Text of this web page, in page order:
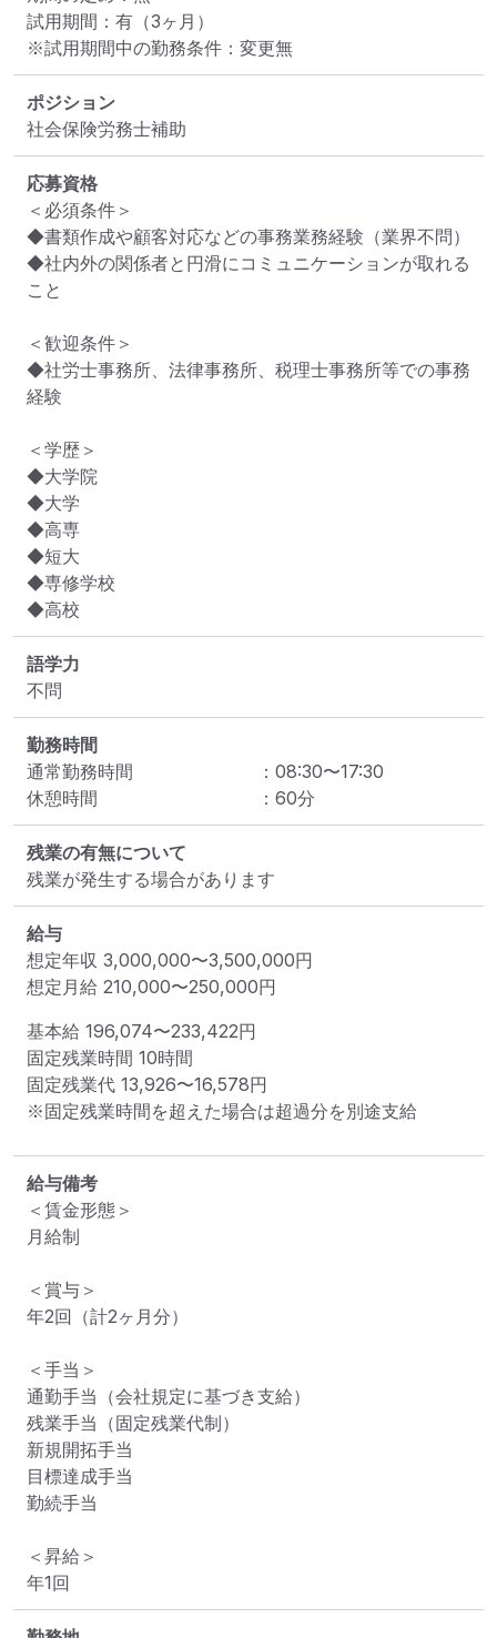
試用期間：有（3ヶ月）
※試用期間中の勤務条件：変更無
ポジション
社会保険労務士補助
応募資格
＜必須条件＞
◆書類作成や顧客対応などの事務業務経験（業界不問）
◆社内外の関係者と円滑にコミュニケーションが取れる
こと
＜歓迎条件＞
◆社労士事務所、法律事務所、税理士事務所等での事務
経験
＜学歴＞
◆大学院
◆大学
◆高専
◆短大
◆専修学校
◆高校
語学力
不問
勤務時間
通常勤務時間
： 08:30〜17:30
休憩時間
： 60分
残業の有無について
残業が発生する場合があります
給与
想定年収 3,000,000〜3,500,000円
想定月給 210,000〜250,000円
基本給 196,074〜233,422円
固定残業時間 10時間
固定残業代 13,926〜16,578円
※固定残業時間を超えた場合は超過分を別途支給
給与備考
＜賃金形態＞
月給制
＜賞与＞
年2回（計2ヶ月分）
＜手当＞
通勤手当（会社規定に基づき支給）
残業手当（固定残業代制）
新規開拓手当
目標達成手当
勤続手当
＜昇給＞
年1回